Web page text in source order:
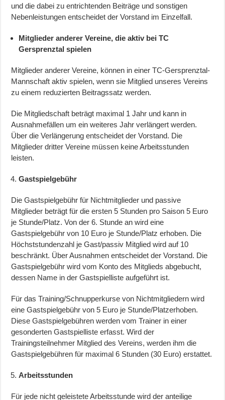
und die dabei zu entrichtenden Beiträge und sonstigen
Nebenleistungen entscheidet der Vorstand im Einzelfall.
Mitglieder anderer Vereine, die aktiv bei TC
Gersprenztal spielen
Mitglieder anderer Vereine, können in einer TC-Gersprenztal-
Mannschaft aktiv spielen, wenn sie Mitglied unseres Vereins
zu einem reduzierten Beitragssatz werden.
Die Mitgliedschaft beträgt maximal 1 Jahr und kann in
Ausnahmefällen um ein weiteres Jahr verlängert werden.
Über die Verlängerung entscheidet der Vorstand. Die
Mitglieder dritter Vereine müssen keine Arbeitsstunden
leisten.
Gastspielgebühr
Die Gastspielgebühr für Nichtmitglieder und passive
Mitglieder beträgt für die ersten 5 Stunden pro Saison 5 Euro
je Stunde/Platz. Von der 6. Stunde an wird eine
Gastspielgebühr von 10 Euro je Stunde/Platz erhoben. Die
Höchststundenzahl je Gast/passiv Mitglied wird auf 10
beschränkt. Über Ausnahmen entscheidet der Vorstand. Die
Gastspielgebühr wird vom Konto des Mitglieds abgebucht,
dessen Name in der Gastspielliste aufgeführt ist.
Für das Training/Schnupperkurse von Nichtmitgliedern wird
eine Gastspielgebühr von 5 Euro je Stunde/Platzerhoben.
Diese Gastspielgebühren werden vom Trainer in einer
gesonderten Gastspielliste erfasst. Wird der
Trainingsteilnehmer Mitglied des Vereins, werden ihm die
Gastspielgebühren für maximal 6 Stunden (30 Euro) erstattet.
Arbeitsstunden
Für jede nicht geleistete Arbeitsstunde wird der anteilige